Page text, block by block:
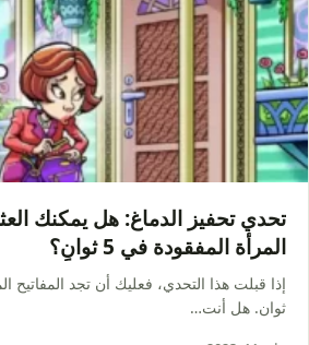
تحدي تحفيز الدماغ: هل يمكنك
المرأة المفقودة في 5 ثوانٍ؟
ثوان. هل أنت…